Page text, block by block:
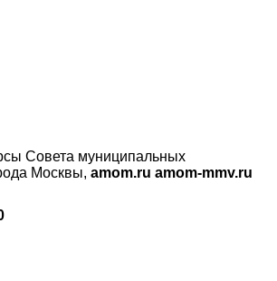
Совета муниципальных
Москвы, amom.ru amom-mmv.ru